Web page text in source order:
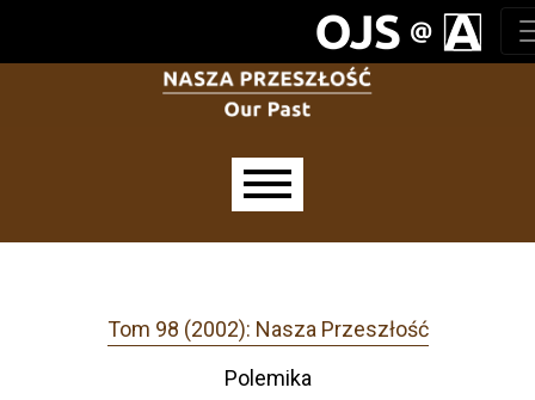
Tom 98 (2002): Nasza Przeszłość
Polemika